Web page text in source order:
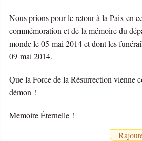
Nous prions pour le retour à la Paix en
commémoration et de la mémoire du
monde le 05 mai 2014 et dont les
09 mai 2014.
Que la Force de la Résurrection vienne
démon !
Memoire Éternelle !